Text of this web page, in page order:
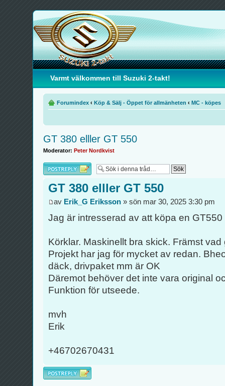
Varmt välkommen till Suzuki 2-takt!
Forumindex ‹ Köp & Sälj - Öppet för allmänheten ‹ MC - köpes
GT 380 elller GT 550
Moderator: Peter Nordkvist
Besvara
GT 380 elller GT 550
av Erik_G Eriksson » sön mar 30, 2025 3:30 pm
Jag är intresserad av att köpa en
Körklar. Maskinellt bra skick. Främst vad
Projekt har jag för mycket av redan.
däck, drivpaket mm är OK
Däremot behöver det inte vara original
Funktion för utseede.
mvh
Erik
+46702670431
Besvara